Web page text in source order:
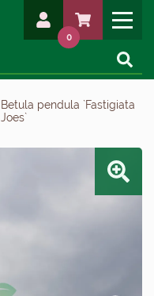
0
Betula pendula `Fastigiata
Joes`